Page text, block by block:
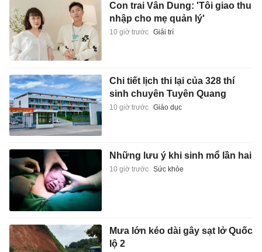
Con trai Vân Dung: 'Tôi giao thu
nhập cho mẹ quản lý'
10 giờ trước Giải trí
Chi tiết lịch thi lại của 328 thí
sinh chuyên Tuyên Quang
10 giờ trước Giáo dục
Những lưu ý khi sinh mổ lần hai
10 giờ trước Sức khỏe
Mưa lớn kéo dài gây sạt lở Quốc
lộ 2